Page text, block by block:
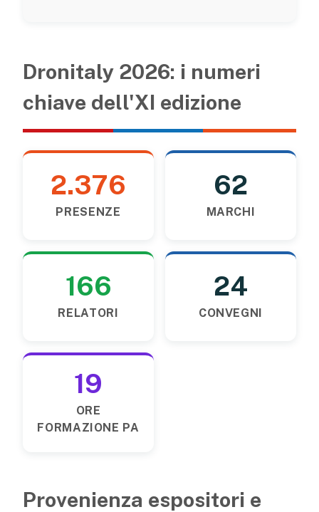
Dronitaly 2026: i numeri
chiave dell'XI edizione
2.376
PRESENZE
62
MARCHI
166
RELATORI
24
CONVEGNI
19
ORE
FORMAZIONE PA
Provenienza espositori e